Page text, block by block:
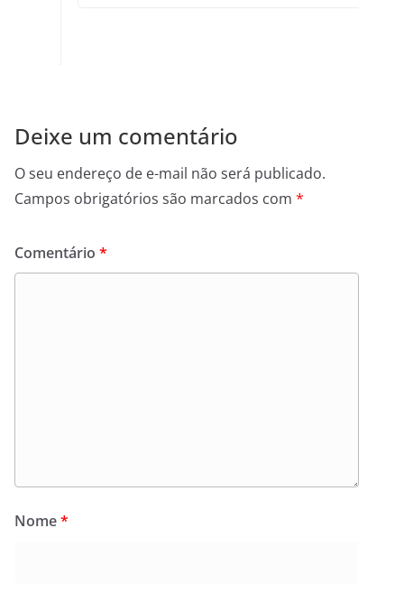
Deixe um comentário
O seu endereço de e-mail não será publicado.
Campos obrigatórios são marcados com *
Comentário *
Nome*